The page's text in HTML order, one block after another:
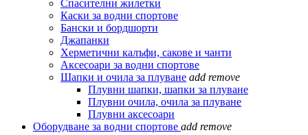
Спасителни жилетки
Каски за водни спортове
Бански и бордшорти
Джапанки
Херметични калъфи, сакове и чанти
Аксесоари за водни спортове
Шапки и очила за плуване add remove
Плувни шапки, шапки за плуване
Плувни очила, очила за плуване
Плувни аксесоари
Оборудване за водни спортове add remove